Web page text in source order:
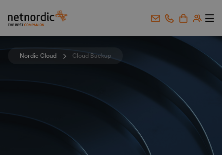
Gå til innhold
NetNordic Norway
Nordic Cloud Cloud Backup